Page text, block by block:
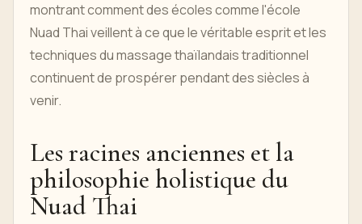
montrant comment des écoles comme l'école
Nuad Thai veillent à ce que le véritable esprit et les
techniques du massage thaïlandais traditionnel
continuent de prospérer pendant des siècles à
venir.
Les racines anciennes et la
philosophie holistique du
Nuad Thai